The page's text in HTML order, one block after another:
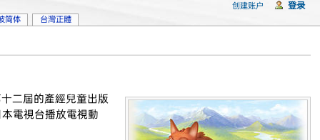
二屆的產經兒童出版
電視台播放電視動
简体 台灣正體
创建账户 登录